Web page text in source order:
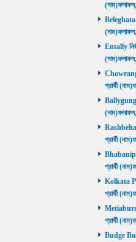
Beleghata
Entally
প্রার্থী
Ballygunge
প্রার্থী
প্রার্থী
Kolkata
প্রার্থী
Metiaburuz
প্রার্থী
Budge